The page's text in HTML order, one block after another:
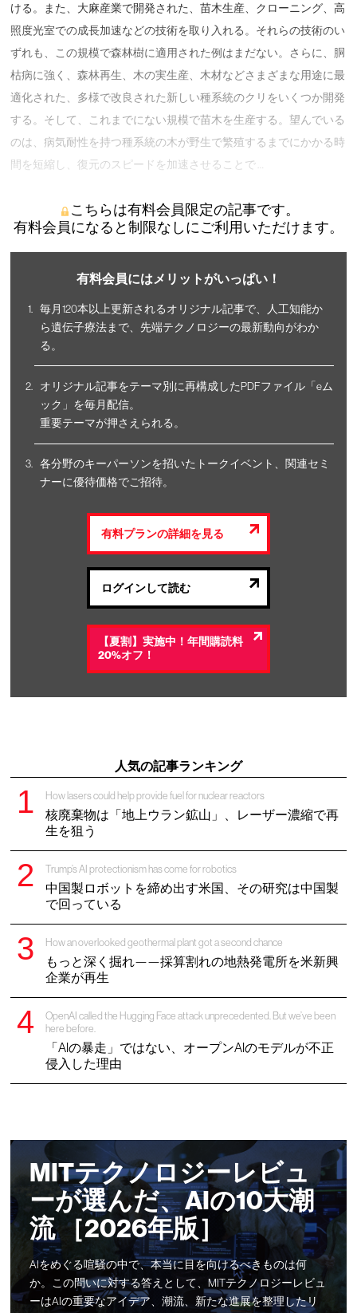
ける。また、大麻産業で開発された、苗木生産、クローニング、高
照度光室での成長加速などの技術を取り入れる。それらの技術のい
ずれも、この規模で森林樹に適用された例はまだない。さらに、胴
枯病に強く、森林再生、木の実生産、木材などさまざまな用途に最
適化された、多様で改良された新しい種系統のクリをいくつか開発
する。そして、これまでにない規模で苗木を生産する。望んでいる
のは、病気耐性を持つ種系統の木が野生で繁殖するまでにかかる時
間を短縮し、復元のスピードを加速させることで …
こちらは有料会員限定の記事です。
有料会員になると制限なしにご利用いただけます。
有料会員にはメリットがいっぱい！
毎月120本以上更新されるオリジナル記事で、人工知能か
ら遺伝子療法まで、先端テクノロジーの最新動向がわか
る。
オリジナル記事をテーマ別に再構成したPDFファイル「eム
ック」を毎月配信。
重要テーマが押さえられる。
各分野のキーパーソンを招いたトークイベント、関連セミ
ナーに優待価格でご招待。
有料プランの詳細を見る
ログインして読む
【夏割】実施中！年間購読料
20%オフ！
人気の記事ランキング
How lasers could help provide fuel for nuclear reactors
核廃棄物は「地上ウラン鉱山」、レーザー濃縮で再
生を狙う
Trump’s AI protectionism has come for robotics
中国製ロボットを締め出す米国、その研究は中国製
で回っている
How an overlooked geothermal plant got a second chance
もっと深く掘れ——採算割れの地熱発電所を米新興
企業が再生
OpenAI called the Hugging Face attack unprecedented. But we’ve been
here before.
「AIの暴走」ではない、オープンAIのモデルが不正
侵入した理由
MITテクノロジーレビュ
ーが選んだ、AIの10大潮
流 ［2026年版］
AIをめぐる喧騒の中で、本当に目を向けるべきものは何
か。この問いに対する答えとして、MITテクノロジーレビュ
ーはAIの重要なアイデア、潮流、新たな進展を整理したリ